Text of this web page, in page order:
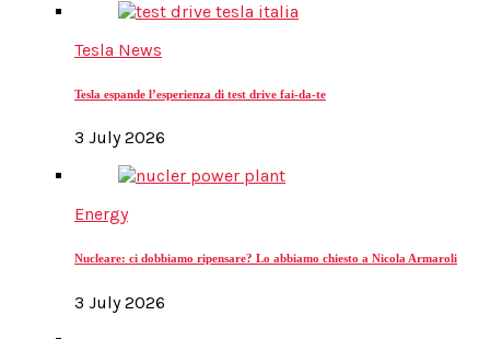
Tesla News
Tesla espande l’esperienza di test drive fai-da-te
3 July 2026
Energy
Nucleare: ci dobbiamo ripensare? Lo abbiamo chiesto a Nicola Armaroli
3 July 2026